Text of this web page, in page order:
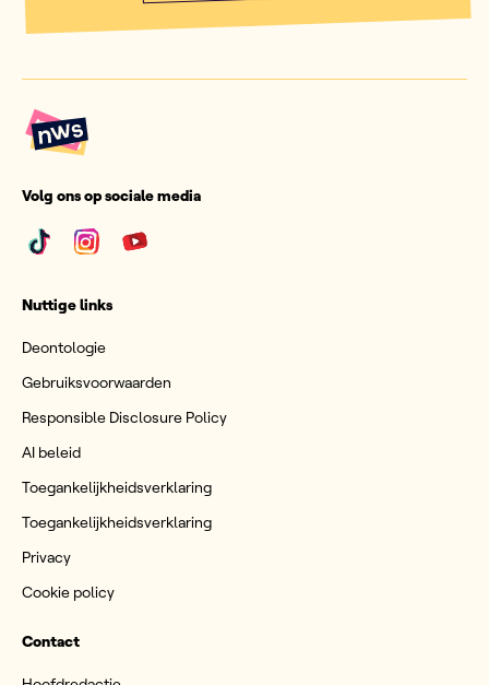
Volg ons op sociale media
Nuttige links
Deontologie
Gebruiksvoorwaarden
Responsible Disclosure Policy
AI beleid
Toegankelijkheidsverklaring
Toegankelijkheidsverklaring
Privacy
Cookie policy
Contact